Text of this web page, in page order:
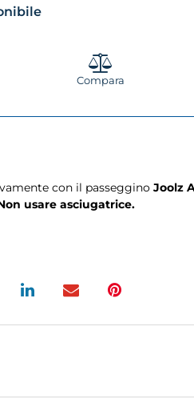
Compara
con il passegginoJoolz
usare asciugatrice.